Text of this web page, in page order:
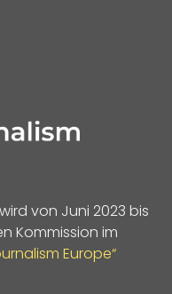
von Juni 2023 bis
Kommission im
Europe“